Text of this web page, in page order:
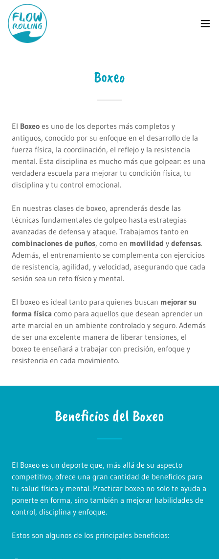
Boxeo
El Boxeo es uno de los deportes más completos y
antiguos, conocido por su enfoque en el desarrollo de la
fuerza física, la coordinación, el reflejo y la resistencia
mental. Esta disciplina es mucho más que golpear: es una
verdadera escuela para mejorar tu condición física, tu
disciplina y tu control emocional.
En nuestras clases de boxeo, aprenderás desde las
técnicas fundamentales de golpeo hasta estrategias
avanzadas de defensa y ataque. Trabajamos tanto en
combinaciones de puños, como en movilidad y defensas.
Además, el entrenamiento se complementa con ejercicios
de resistencia, agilidad, y velocidad, asegurando que cada
sesión sea un reto físico y mental.
El boxeo es ideal tanto para quienes buscan mejorar su
forma física como para aquellos que desean aprender un
arte marcial en un ambiente controlado y seguro. Además
de ser una excelente manera de liberar tensiones, el
boxeo te enseñará a trabajar con precisión, enfoque y
resistencia en cada movimiento.
Beneficios del Boxeo
El Boxeo es un deporte que, más allá de su aspecto
competitivo, ofrece una gran cantidad de beneficios para
tu salud física y mental. Practicar boxeo no solo te ayuda a
ponerte en forma, sino también a mejorar habilidades de
control, disciplina y enfoque.
Estos son algunos de los principales beneficios: